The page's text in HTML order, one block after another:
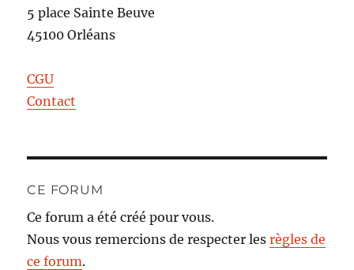
5 place Sainte Beuve
45100 Orléans
CGU
Contact
CE FORUM
Ce forum a été créé pour vous.
Nous vous remercions de respecter lesrègles de
ce forum.